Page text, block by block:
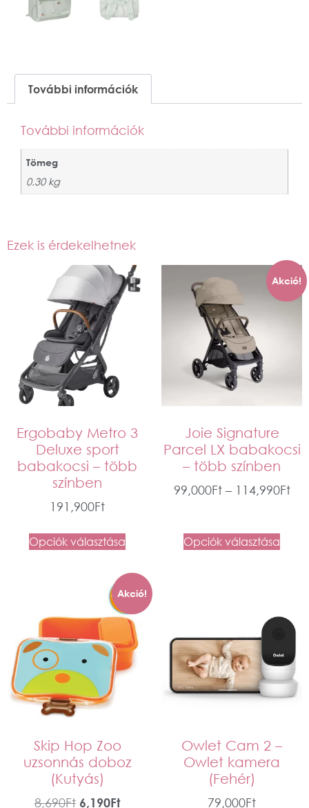
További információk
További információk
Tömeg
0.30 kg
Ezek is érdekelhetnek
Ergobaby Metro 3
Deluxe sport
babakocsi – több
színben
191,900Ft
Opciók választása
Akció!
Joie Signature
Parcel LX babakocsi
– több színben
99,000Ft – 114,990Ft
Opciók választása
Akció!
Skip Hop Zoo
uzsonnás doboz
(Kutyás)
8,690Ft 6,190Ft
Owlet Cam 2 –
Owlet kamera
(Fehér)
79,000Ft